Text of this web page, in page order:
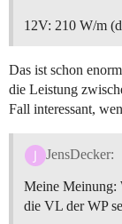
12V: 210 W/m
Das ist schon
die Leistung
Fall interessant,
JensDecker:
Meine Meinung:
die VL der WP